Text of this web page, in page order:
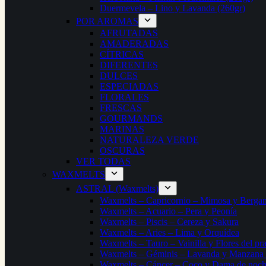
Duermevela – Lino y Lavanda (260gr)
POR AROMAS
AFRUTADAS
AMADERADAS
CÍTRICAS
DIFERENTES
DULCES
ESPECIADAS
FLORALES
FRESCAS
GOURMANDS
MARINAS
NATURALEZA VERDE
OSCURAS
VER TODAS
WAXMELTS
ASTRAL (Waxmelts)
Waxmelts – Capricornio – Mimosa y
Waxmelts – Acuario – Pera y Peonía
Waxmelts – Piscis – Cereza y Sakura
Waxmelts – Aries – Lima y Orquídea
Waxmelts – Tauro – Vainilla y Flores del
Waxmelts – Géminis – Lavanda y Manzana